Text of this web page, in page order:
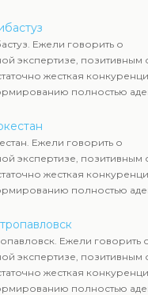
Ежели говорить о
экспертизе,
жесткая
полностью
Ежели говорить о
экспертизе,
жесткая
полностью
Ежели говорить
экспертизе,
жесткая
полностью